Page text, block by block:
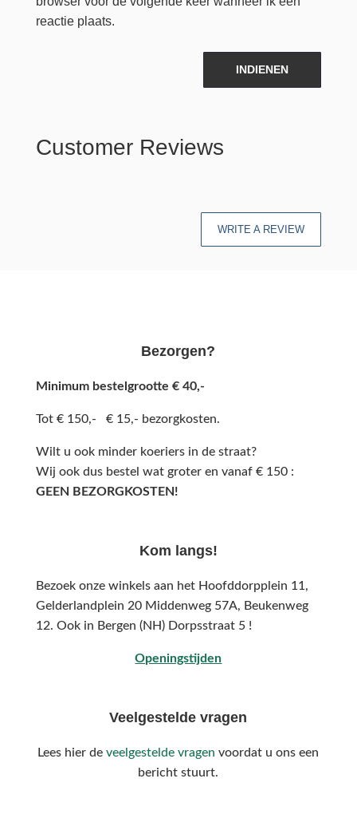
reactie plaats.
INDIENEN
Customer Reviews
WRITE A REVIEW
Bezorgen?
Minimum bestelgrootte € 40,-
Tot € 150,- € 15,- bezorgkosten.
Wilt u ook minder koeriers in de straat?
Wij ook dus bestel wat groter en vanaf € 150 :
GEEN BEZORGKOSTEN!
Kom langs!
Bezoek onze winkels aan het Hoofddorpplein 11,
Gelderlandplein 20 Middenweg 57A, Beukenweg
12. Ook in Bergen (NH) Dorpsstraat 5 !
Openingstijden
Veelgestelde vragen
Lees hier deveelgestelde vragen voordat u ons een
bericht stuurt.